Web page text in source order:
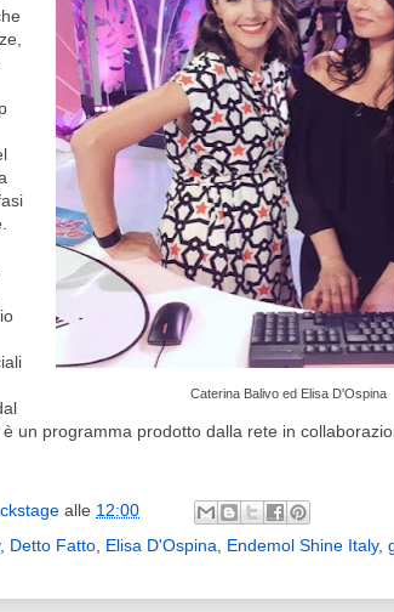
Caterina Balivo ed Elisa D'Ospina
un programma prodotto dalla rete in
alle 12:00
, Detto Fatto, Elisa D'Ospina, Endemol Shine Italy,